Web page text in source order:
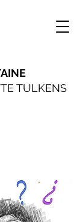
TULKENS